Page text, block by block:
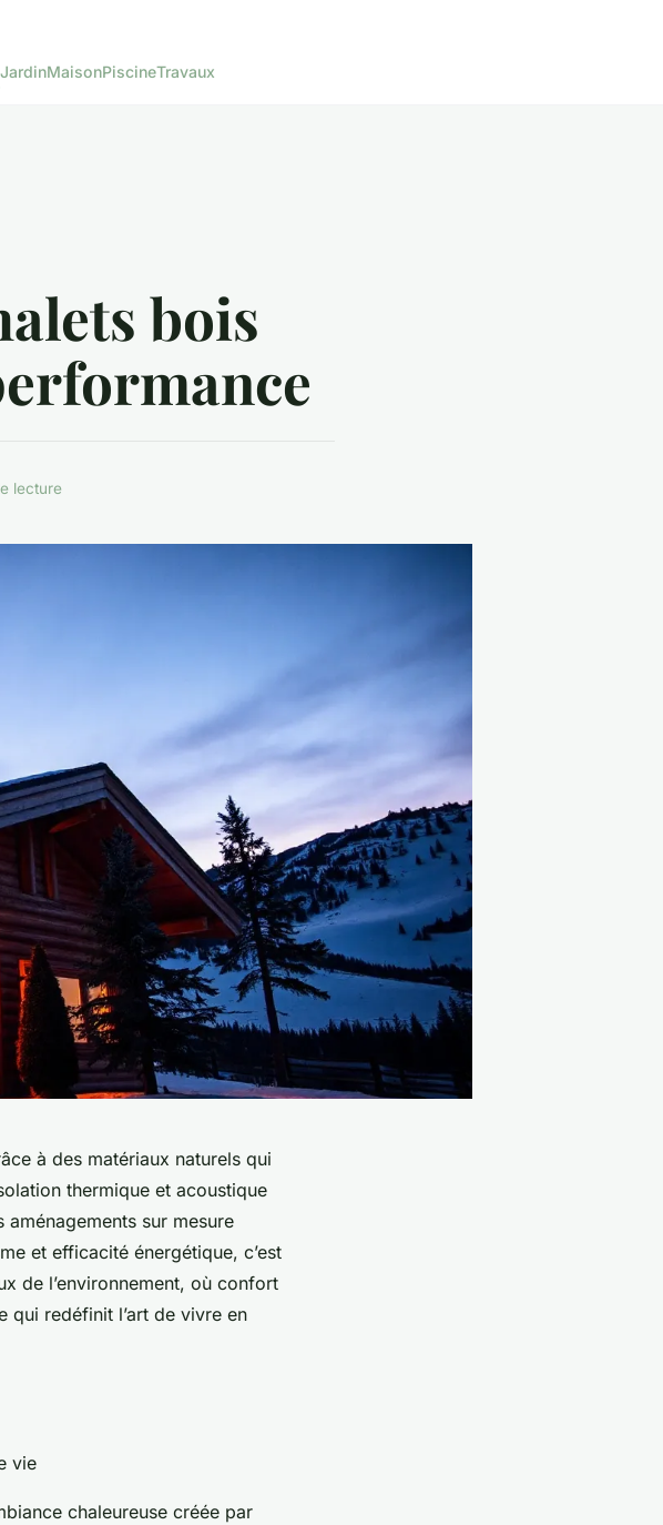
JardinMaisonPiscineTravaux
bois
lecture
à des matériaux naturels qui
thermique et acoustique
sur mesure
et efficacité énergétique, c’est
de l’environnement, où confort
qui redéfinit l’art de vivre en
vie
chaleureuse créée par